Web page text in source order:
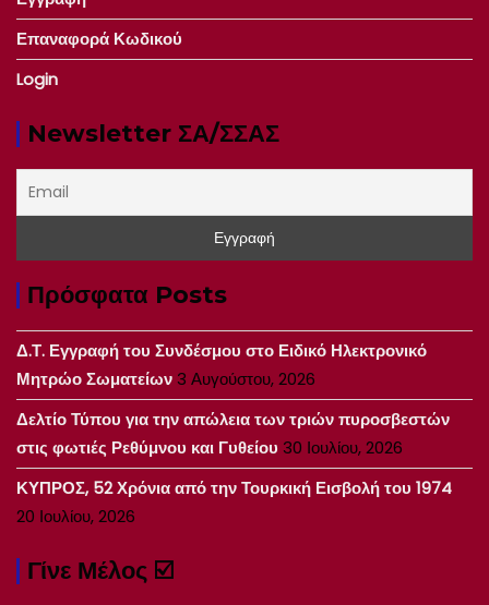
Επαναφορά Κωδικού
Login
Newsletter ΣΑ/ΣΣΑΣ
Πρόσφατα Posts
Δ.Τ. Εγγραφή του Συνδέσμου στο Ειδικό Ηλεκτρονικό
Μητρώο Σωματείων3 Αυγούστου, 2026
Δελτίο Τύπου για την απώλεια των τριών πυροσβεστών
στις φωτιές Ρεθύμνου και Γυθείου 30 Ιουλίου, 2026
ΚΥΠΡΟΣ, 52 Χρόνια από την Τουρκική Εισβολή του 1974
20 Ιουλίου, 2026
Γίνε Μέλος ☑️